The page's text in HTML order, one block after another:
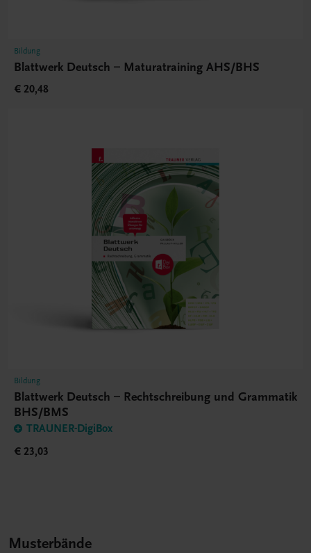
Bildung
Blattwerk Deutsch – Maturatraining AHS/BHS
€ 20,48
Bildung
Blattwerk Deutsch – Rechtschreibung und Grammatik
BHS/BMS
TRAUNER-DigiBox
€ 23,03
Musterbände